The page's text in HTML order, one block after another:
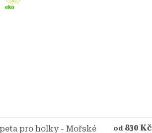
pro holky - Mořské
od 830 Kč